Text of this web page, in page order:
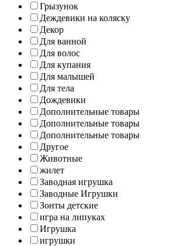
Грызунок
Деждевики на коляску
Декор
Для ванной
Для волос
Для купания
Для малышей
Для тела
Дождевики
Дополнительные товары
Дополнительные товары
Дополнительные товары
Другое
Животные
жилет
Заводная игрушка
Заводные Игрушки
Зонты детские
игра на липуках
Игрушка
игрушки